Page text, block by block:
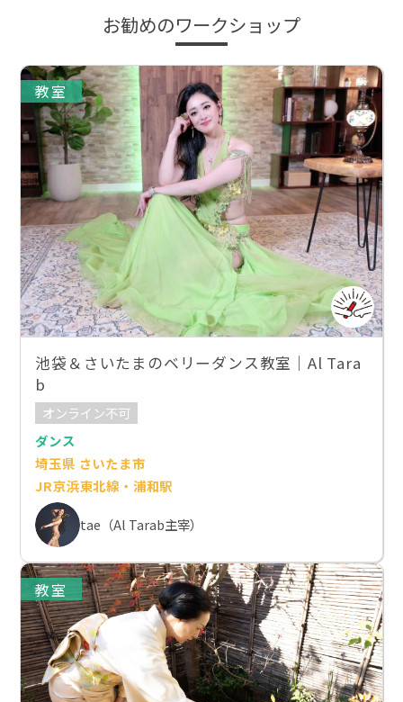
お勧めのワークショップ
教室
池袋＆さいたまのベリーダンス教室｜Al Tara
b
オンライン不可
ダンス
埼玉県 さいたま市
JR京浜東北線・浦和駅
tae（Al Tarab主宰）
教室